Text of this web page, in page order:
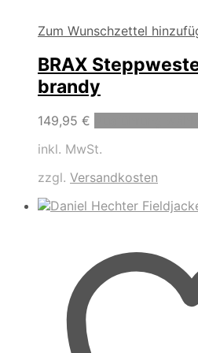
Zum Wunschzettel
BRAX
brandy
149,95 €
inkl. MwSt.
zzgl. Versandkosten